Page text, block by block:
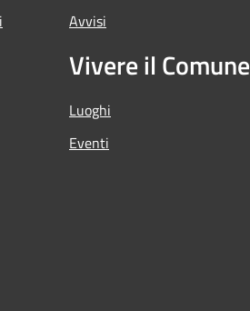
Avvisi
Vivere il Comune
Luoghi
Eventi